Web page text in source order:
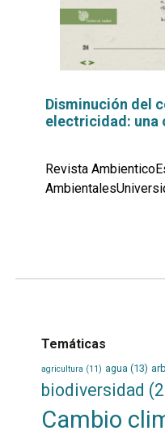
Disminución del
electricidad: una
Revista
Temáticas
agricultura (11) agua (13)
biodiversidad
Cambio